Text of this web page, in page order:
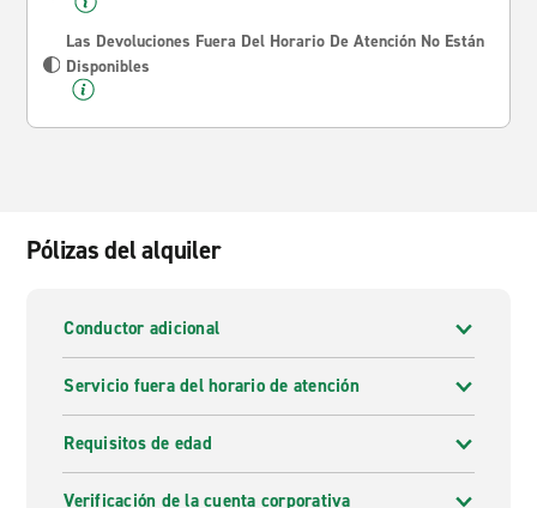
Las Devoluciones Fuera Del Horario De Atención No Están
Disponibles
Pólizas del alquiler
Conductor adicional
Servicio fuera del horario de atención
Requisitos de edad
Verificación de la cuenta corporativa